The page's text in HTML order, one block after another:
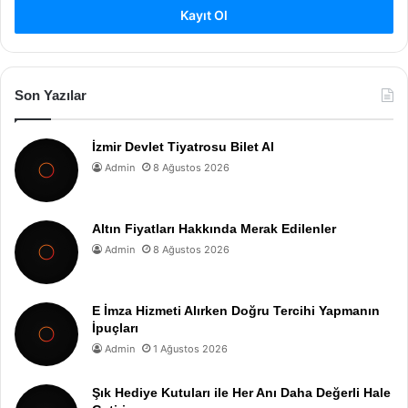
Kayıt Ol
Son Yazılar
İzmir Devlet Tiyatrosu Bilet Al
Admin 8 Ağustos 2026
Altın Fiyatları Hakkında Merak Edilenler
Admin 8 Ağustos 2026
E İmza Hizmeti Alırken Doğru Tercihi Yapmanın
İpuçları
Admin 1 Ağustos 2026
Şık Hediye Kutuları ile Her Anı Daha Değerli Hale